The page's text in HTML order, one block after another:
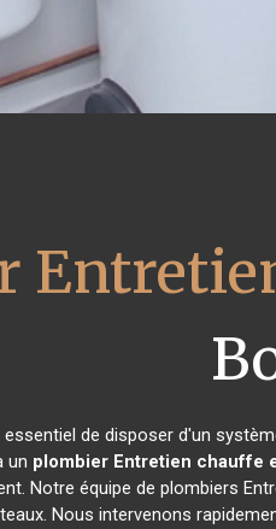
essentiel de disposer d'un
un plombier Entretien chauffe
Notre équipe de plombiers
Nous intervenons